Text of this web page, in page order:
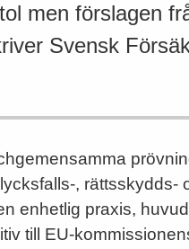
men förslagen
Svensk
, rätts­skydds-
enhetlig praxis,
till EU-